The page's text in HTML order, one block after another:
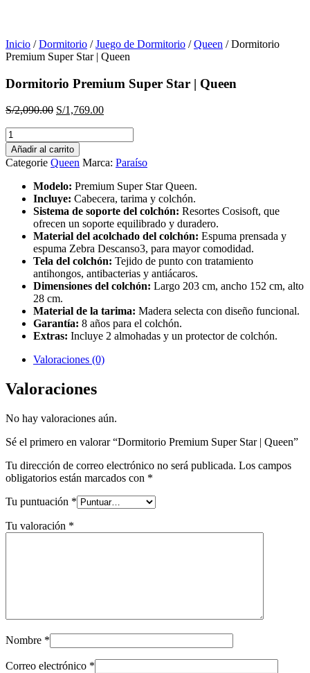
Inicio /Dormitorio /Juego de Dormitorio /Queen / Dormitorio
Premium Super Star | Queen
Dormitorio Premium Super Star | Queen
S/2,090.00 El
era:
S/2,090.00.
S/1,769.00El
S/1,769.00.
Dormitorio
Premium
Super
Star
Queen
cantidad
Añadir al carrito
Categorie Queen Marca: Paraíso
Modelo: Premium Super Star Queen.
Incluye: Cabecera, tarima y colchón.
Sistema de soporte del colchón: Resortes Cosisoft, que
ofrecen un soporte equilibrado y duradero.
Material del acolchado del colchón: Espuma prensada y
espuma Zebra Descanso3, para mayor comodidad.
Tela del colchón: Tejido de punto con tratamiento
antihongos, antibacterias y antiácaros.
Dimensiones del colchón: Largo 203 cm, ancho 152 cm, alto
28 cm.
Material de la tarima: Madera selecta con diseño funcional.
Garantía: 8 años para el colchón.
Extras: Incluye 2 almohadas y un protector de colchón.
Valoraciones (0)
Valoraciones
No hay valoraciones aún.
Sé el primero en valorar “Dormitorio Premium Super Star | Queen”
Tu dirección de correo electrónico no será publicada. Los campos
obligatorios están marcados con *
Tu puntuación *
Tu valoración *
Nombre *
Correo electrónico *